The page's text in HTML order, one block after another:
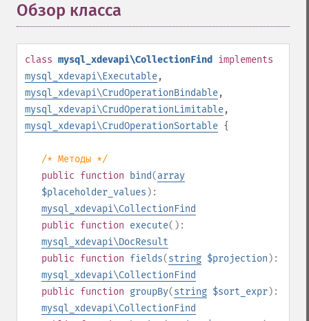
Обзор класса
class mysql_xdevapi\CollectionFind
implements
mysql_xdevapi\Executable,
mysql_xdevapi\CrudOperationBindable,
mysql_xdevapi\CrudOperationLimitable,
mysql_xdevapi\CrudOperationSortable {
/* Методы */
public function bind(array
$placeholder_values ):
mysql_xdevapi\CollectionFind
public function execute():
mysql_xdevapi\DocResult
public function fields(string $projection ):
mysql_xdevapi\CollectionFind
public function groupBy(string $sort_expr):
mysql_xdevapi\CollectionFind